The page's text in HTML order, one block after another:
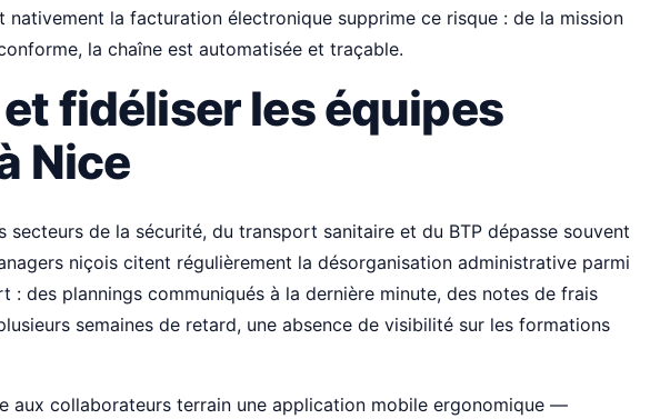
nativement la facturation électronique supprime ce risque : de la mission
la chaîne est automatisée et traçable.
fidéliser les équipes
Nice
secteurs de la sécurité, du transport sanitaire et du BTP dépasse souvent
niçois citent régulièrement la désorganisation administrative parmi
: des plannings communiqués à la dernière minute, des notes de frais
semaines de retard, une absence de visibilité sur les formations
aux collaborateurs terrain une application mobile ergonomique —